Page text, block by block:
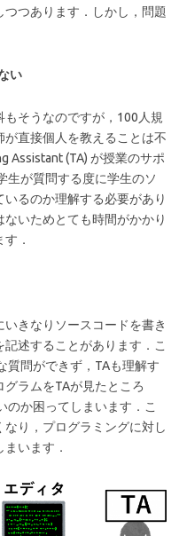
つあります．しかし，問題
い
そうなのですが，100人規
直接個人を教えることは不
Assistant (TA) が授業のサポ
生が質問する度に学生のソ
るのか理解する必要があり
いためとても時間がかかり
．
きなりソースコードを書き
述することがあります．こ
質問ができず，TAも理解す
ラムをTAが見たところ
のか困ってしまいます．こ
り，プログラミングに対し
います．